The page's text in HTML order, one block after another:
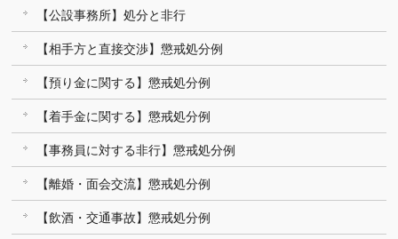
【公設事務所】処分と非行
【相手方と直接交渉】懲戒処分例
【預り金に関する】懲戒処分例
【着手金に関する】懲戒処分例
【事務員に対する非行】懲戒処分例
【離婚・面会交流】懲戒処分例
【飲酒・交通事故】懲戒処分例